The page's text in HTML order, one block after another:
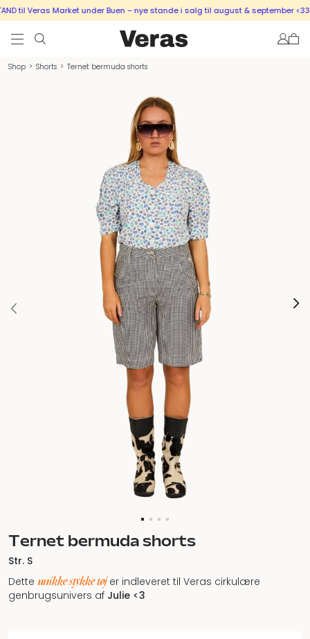
til Veras Market under Buen – nye stande i salg til august & september <333
Shop > Shorts > Ternet bermuda shorts
Ternet bermuda shorts
Str. S
Dette unikke stykke tøjer indleveret til Veras cirkulære
genbrugsunivers af Julie <3